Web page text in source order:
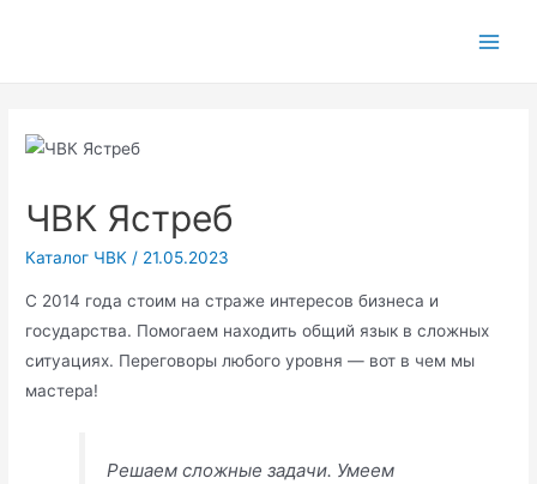
ЧВК Ястреб
Каталог ЧВК / 21.05.2023
С 2014 года стоим на страже интересов бизнеса и
государства. Помогаем находить общий язык в сложных
ситуациях. Переговоры любого уровня — вот в чем мы
мастера!
Решаем сложные задачи. Умеем